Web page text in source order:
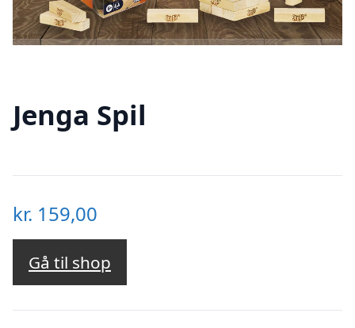
Jenga Spil
kr. 159,00
Gå til shop